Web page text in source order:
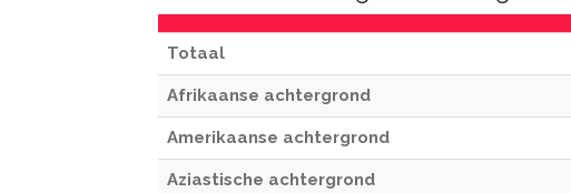
Totaal
Afrikaanse achtergrond
Amerikaanse achtergrond
Aziastische achtergrond